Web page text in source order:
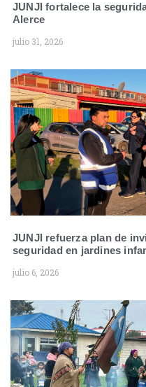
JUNJI fortalece la
Alerce
julio 31, 2026
JUNJI refuerza plan de
seguridad en jardines
julio 6, 2026